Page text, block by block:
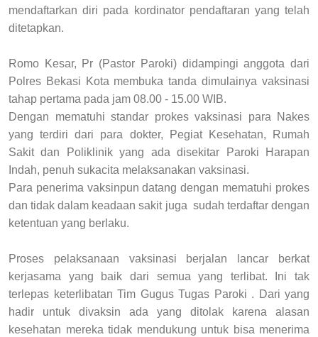
mendaftarkan diri pada kordinator pendaftaran yang telah
ditetapkan.
Romo Kesar, Pr (Pastor Paroki) didampingi anggota dari
Polres Bekasi Kota membuka tanda dimulainya vaksinasi
tahap pertama pada jam 08.00 - 15.00 WIB.
Dengan mematuhi standar prokes vaksinasi para Nakes
yang terdiri dari para dokter, Pegiat Kesehatan, Rumah
Sakit dan Poliklinik yang ada disekitar Paroki Harapan
Indah, penuh sukacita melaksanakan vaksinasi.
Para penerima vaksinpun datang dengan mematuhi prokes
dan tidak dalam keadaan sakit juga sudah terdaftar dengan
ketentuan yang berlaku.
Proses pelaksanaan vaksinasi berjalan lancar berkat
kerjasama yang baik dari semua yang terlibat. Ini tak
terlepas keterlibatan Tim Gugus Tugas Paroki . Dari yang
hadir untuk divaksin ada yang ditolak karena alasan
kesehatan mereka tidak mendukung untuk bisa menerima